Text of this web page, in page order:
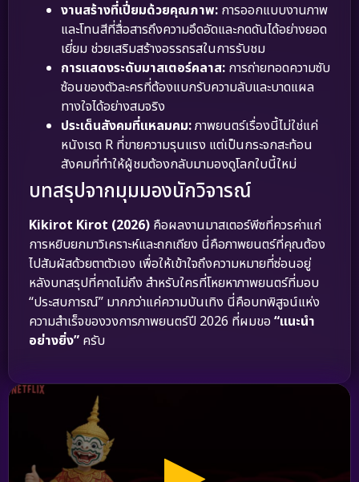
งานสร้างที่เปี่ยมด้วยคุณภาพ: การออกแบบงานภาพ
และโทนสีที่สื่อสารถึงความอึดอัดและกดดันได้อย่างยอด
เยี่ยม ช่วยเสริมสร้างอรรถรสในการรับชม
การแสดงระดับมาสเตอร์คลาส: การถ่ายทอดความซับ
ซ้อนของตัวละครที่ต้องแบกรับความลับและบาดแผล
ทางใจได้อย่างสมจริง
ประเด็นสังคมที่แหลมคม:ภาพยนตร์เรื่องนี้ไม่ใช่แค่
หนังเรต R ที่ขายความรุนแรง แต่เป็นกระจกสะท้อน
สังคมที่ทำให้ผู้ชมต้องกลับมามองดูโลกใบนี้ใหม่
บทสรุปจากมุมมองนักวิจารณ์
Kikirot Kirot (2026) คือผลงานมาสเตอร์พีซที่ควรค่าแก่
การหยิบยกมาวิเคราะห์และถกเถียง นี่คือภาพยนตร์ที่คุณต้อง
ไปสัมผัสด้วยตาตัวเอง เพื่อให้เข้าใจถึงความหมายที่ซ่อนอยู่
หลังบทสรุปที่คาดไม่ถึง สำหรับใครที่โหยหาภาพยนตร์ที่มอบ
“ประสบการณ์” มากกว่าแค่ความบันเทิง นี่คือบทพิสูจน์แห่ง
ความสำเร็จของวงการภาพยนตร์ปี 2026 ที่ผมขอ “แนะนำ
อย่างยิ่ง” ครับ